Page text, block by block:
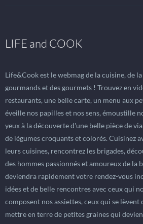
LIFE and COOK
Life&Cook est le webmag de la cuisine, de
gourmands et des gourmets ! Trouvez en
restaurants, une belle carte, un menu aux
éveille nos papilles et nos sens, émoustille
yeux à la découverte d'une belle pièce de
de légumes croquants et colorés. Cuisinez
leurs cuisines, rencontrez les brigades,
des hommes passionnés et amoureux de la
deviendra rapidement votre rendez-vous
idées et de belle rencontres avec ceux qui
composent nos assiettes, ceux qui se
mettre en terre de petites graines qui